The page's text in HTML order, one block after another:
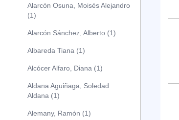
Alarcón Osuna, Moisés Alejandro
(1)
Alarcón Sánchez, Alberto (1)
Albareda Tiana (1)
Alcócer Alfaro, Diana (1)
Aldana Aguiñaga, Soledad
Aldana (1)
Alemany, Ramón (1)